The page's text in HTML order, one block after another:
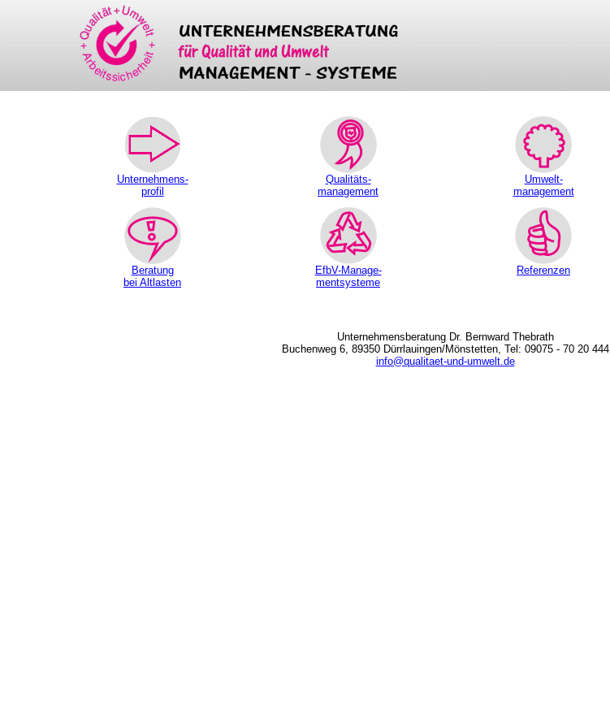
Unternehmens-
profil
Qualitäts-
management
Umwelt-
management
Beratung
bei Altlasten
EfbV-Manage-
mentsysteme
Referenzen
Unternehmensberatung Dr. Bernward Thebrath
Buchenweg 6, 89350 Dürrlauingen/Mönstetten, Tel: 09075 - 70 20 444
info@qualitaet-und-umwelt.de